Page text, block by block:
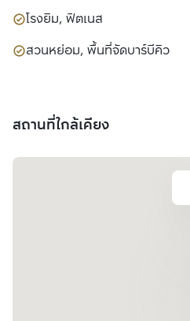
โรงยิม, ฟิตเนส
สวนหย่อม, พื้นที่จัดบาร์บีคิว
สถานที่ใกล้เคียง